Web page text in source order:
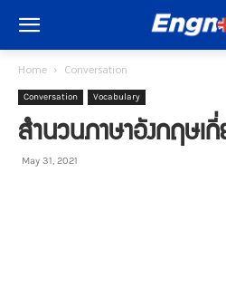
Home Conversation
Conversation Vocabulary
สำนวนภาษาอังกฤษเ
May 31, 2021